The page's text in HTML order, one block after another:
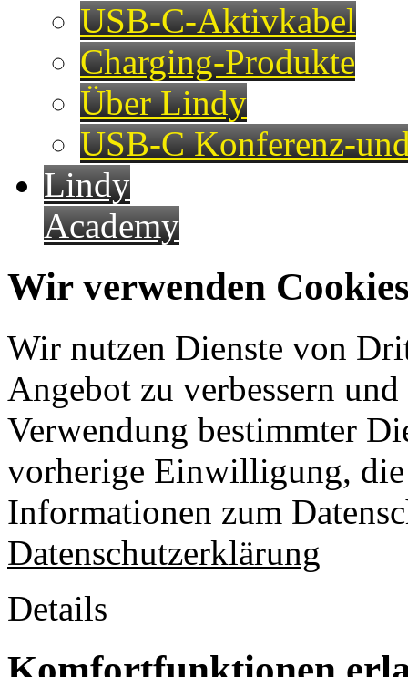
USB-C-Aktivkabel
Charging-Produkte
Über Lindy
USB-C Konferenz-
Lindy
Academy
Wir verwenden
Wir nutzen Dienste von
Angebot zu verbessern
Verwendung bestimmter
vorherige Einwilligung,
Informationen zum
Datenschutzerklärung
Details